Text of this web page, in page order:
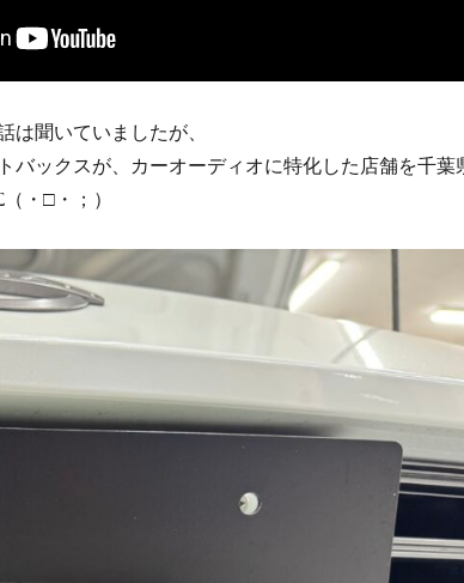
は聞いていましたが、
バックスが、カーオーディオに特化した店舗を千葉
・□・；）